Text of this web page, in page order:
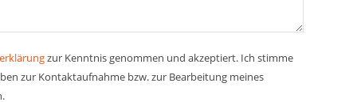
zur Kenntnis genommen und akzeptiert. Ich stimme
zur Kontaktaufnahme bzw. zur Bearbeitung meines